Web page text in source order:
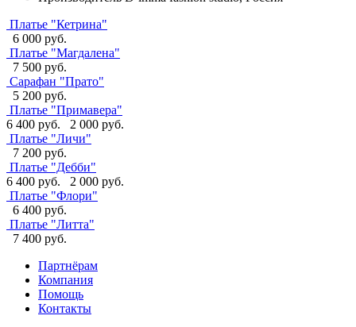
Платье "Кетрина"
6 000 руб.
Платье "Магдалена"
7 500 руб.
Сарафан "Прато"
5 200 руб.
Платье "Примавера"
6 400 руб.
2 000 руб.
Платье "Личи"
7 200 руб.
Платье "Дебби"
6 400 руб.
2 000 руб.
Платье "Флори"
6 400 руб.
Платье "Литта"
7 400 руб.
Партнёрам
Компания
Помощь
Контакты